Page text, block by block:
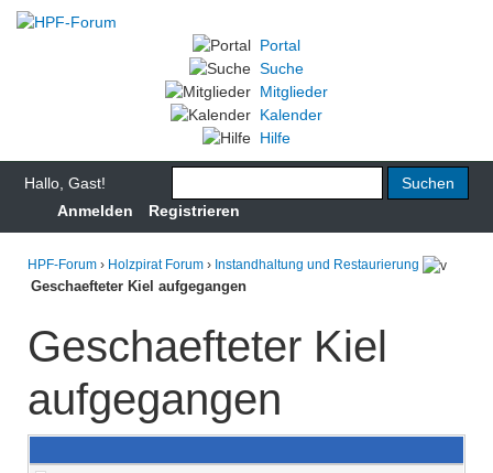
Portal
Suche
Mitglieder
Kalender
Hilfe
Hallo, Gast!
Anmelden
Registrieren
HPF-Forum › Holzpirat Forum › Instandhaltung und Restaurierung
Geschaefteter Kiel aufgegangen
Geschaefteter Kiel
aufgegangen